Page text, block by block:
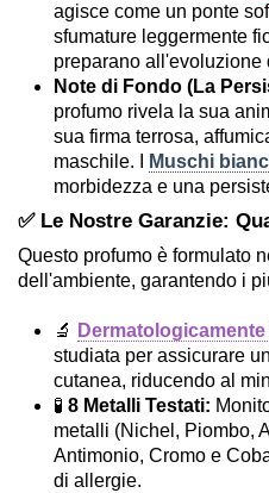
agisce come un ponte
sfumature leggermente
preparano all'evoluzione
Note di Fondo (La
profumo rivela la sua
sua firma terrosa,
maschile. I
Muschi
morbidezza e una
✅ Le Nostre Garanzie:
Questo profumo è formulato
dell'ambiente, garantendo i
🔬 Dermatologicamente
studiata per assicurare
cutanea, riducendo al
🧪 8 Metalli Testati:
metalli (Nichel, Piombo,
Antimonio, Cromo e
di allergie.